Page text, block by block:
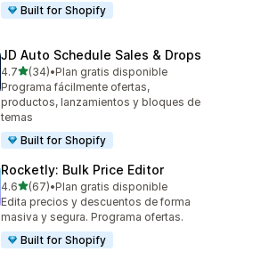
Built for Shopify
JD Auto Schedule Sales & Drops
4.7de 5 estrellas
(34)
34 reseñas en total
•Plan gratis disponible
Programa fácilmente ofertas,
productos, lanzamientos y bloques de
temas
Built for Shopify
Rocketly: Bulk Price Editor
4.6de 5 estrellas
(67)
67 reseñas en total
•Plan gratis disponible
Edita precios y descuentos de forma
masiva y segura. Programa ofertas.
Built for Shopify